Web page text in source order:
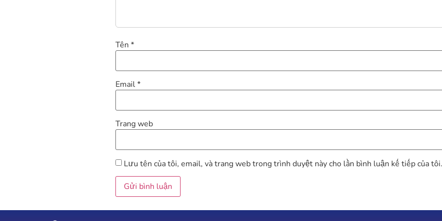
Tên *
Email*
Trang web
Lưu tên của tôi, email, và trang web trong trình duyệt này cho lần bình luận kế tiếp của tôi.